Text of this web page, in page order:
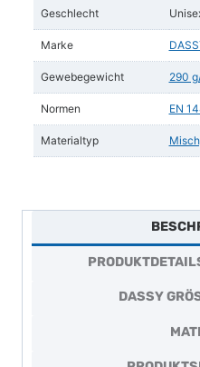
Geschlecht
Marke
Gewebegewicht 290
Normen EN
Materialtyp
DASSY